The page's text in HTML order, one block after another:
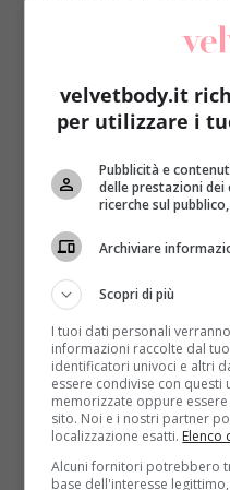
presentate
svoltosi a Riccione.
LEGGI ANCHE:
DISFUNZIONE ERETTILE
Già scaricabile
App Store o dal sito
una valutazione ripetibile
possibile alle reali
assicura il segretario
Mirone. In più, offre
disfuzione erettile,le
curarla. Ma non solo,
per città i circa 300
specializzatiai quali
e terapie. I sei quesiti
velvetbody.it
per utilizzare i
Pubblicità e
delle prestazioni dei
ricerche sul
Archiviare
Scopri di più
I tuoi dati personali
informazioni raccolte dal
identificatori univoci e altri
essere condivise con questi
memorizzate oppure
sito. Noi e i nostri partner
localizzazione esatti. Elenco
Alcuni fornitori potrebbero
base dell'interesse